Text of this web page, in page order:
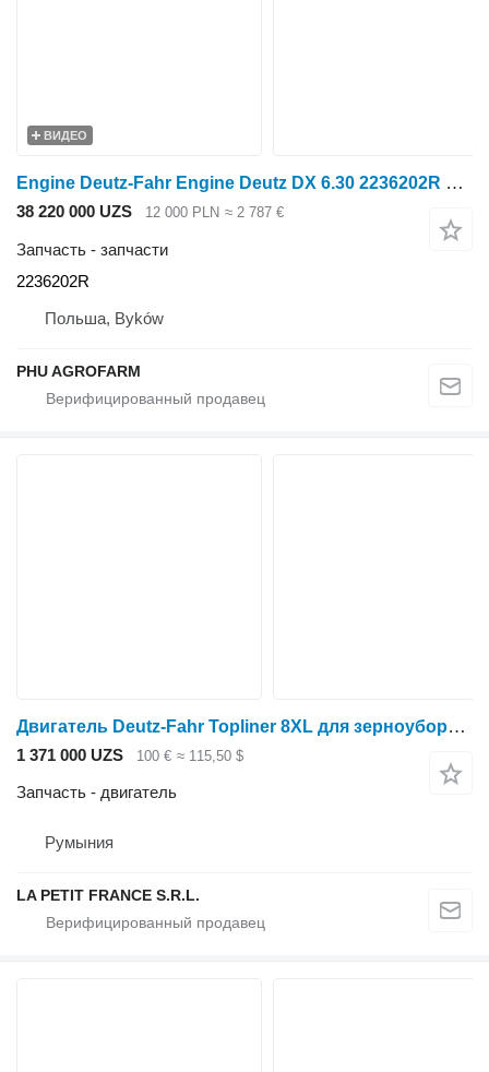
ВИДЕО
Engine Deutz-Fahr Engine Deutz DX 6.30 2236202R для трактора колесного Deutz-Fahr DX 6.30
38 220 000 UZS 12 000 PLN ≈ 2 787 €
Запчасть - запчасти
2236202R
Польша, Byków
PHU AGROFARM
Двигатель Deutz-Fahr Topliner 8XL для зерноуборочного комбайна Deutz-Fahr Topliner 8XL
1 371 000 UZS 100 € ≈ 115,50 $
Запчасть - двигатель
Румыния
LA PETIT FRANCE S.R.L.